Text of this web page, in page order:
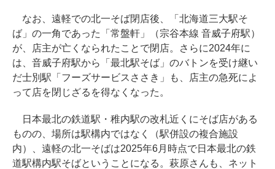
なお、遠軽での北一そば閉店後、「北海道三大駅そ
ば」の一角であった「常盤軒」（宗谷本線 音威子府駅）
が、店主が亡くなられたことで閉店。さらに2024年に
は、音威子府駅から「最北駅そば」のバトンを受け継い
だ士別駅「フーズサービスささき」も、店主の急死によ
って店を閉じざるを得なくなった。
日本最北の鉄道駅・稚内駅の改札近くにそば店がある
ものの、場所は駅構内ではなく（駅併設の複合施設
内）、遠軽の北一そばは2025年6月時点で日本最北の鉄
道駅構内駅そばということになる。萩原さんも、ネット